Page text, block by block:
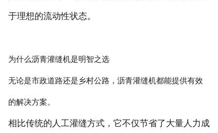
于理想的流动性状态。
为什么沥青灌缝机是明智之选
无论是市政道路还是乡村公路，沥青灌缝机都能提供有效
的解决方案。
相比传统的人工灌缝方式，它不仅节省了大量人力成